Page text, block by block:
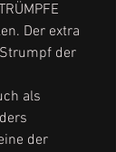
Der extra
der
als
der